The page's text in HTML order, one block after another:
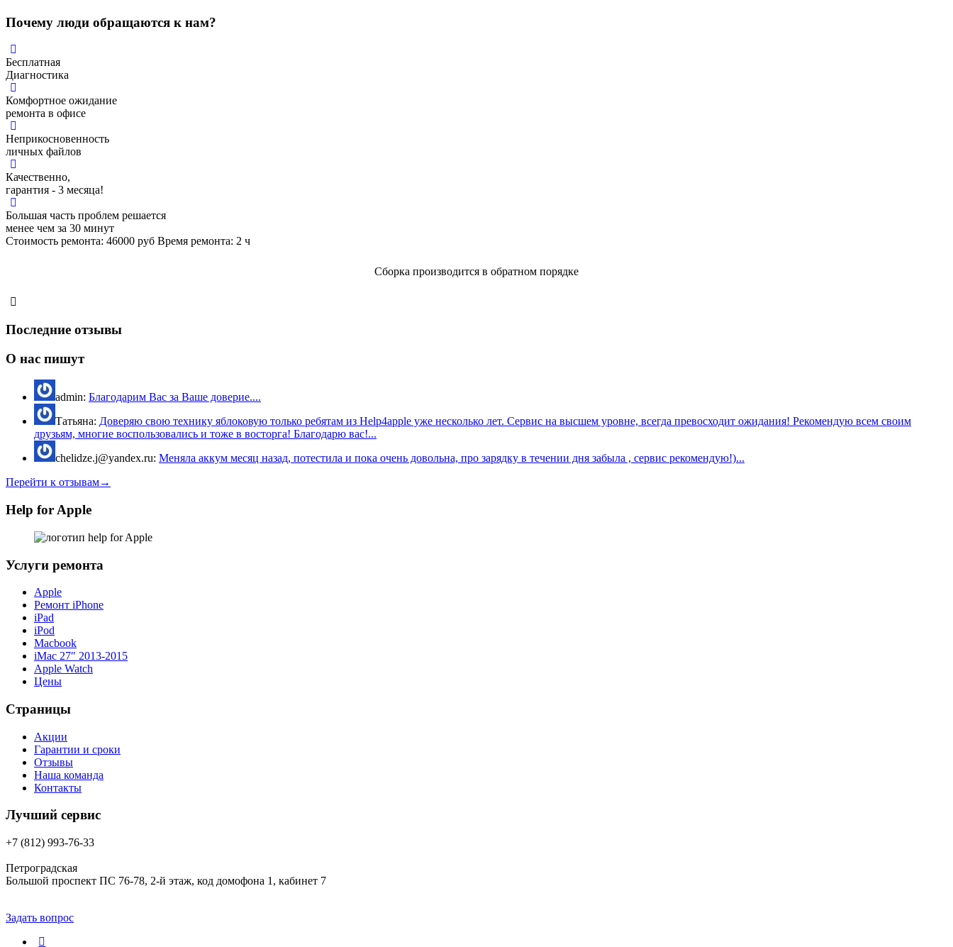
Почему люди обращаются к нам?
Бесплатная
Диагностика
Комфортное ожидание
ремонта в офисе
Неприкосновенность
личных файлов
Качественно,
гарантия - 3 месяца!
Большая часть проблем решается
менее чем за 30 минут
Стоимость ремонта: 46000 руб Время ремонта: 2 ч
Сборка производится в обратном порядке
Последние отзывы
О нас пишут
admin: Благодарим Вас за Ваше доверие....
Татьяна: Доверяю свою технику яблоковую только ребятам из Help4apple уже несколько лет. Сервис на высшем уровне, всегда превосходит ожидания! Рекомендую всем своим
друзьям, многие воспользовались и тоже в восторга! Благодарю вас!...
chelidze.j@yandex.ru: Меняла аккум месяц назад, потестила и пока очень довольна, про зарядку в течении дня забыла , сервис рекомендую!)...
Перейти к отзывам→
Help for Apple
Услуги ремонта
Apple
Ремонт iPhone
iPad
iPod
Macbook
iMac 27″ 2013-2015
Apple Watch
Цены
Страницы
Акции
Гарантии и сроки
Отзывы
Наша команда
Контакты
Лучший сервис
+7 (812) 993-76-33
Петроградская
Большой проспект ПС 76-78, 2-й этаж, код домофона 1, кабинет 7
Задать вопрос